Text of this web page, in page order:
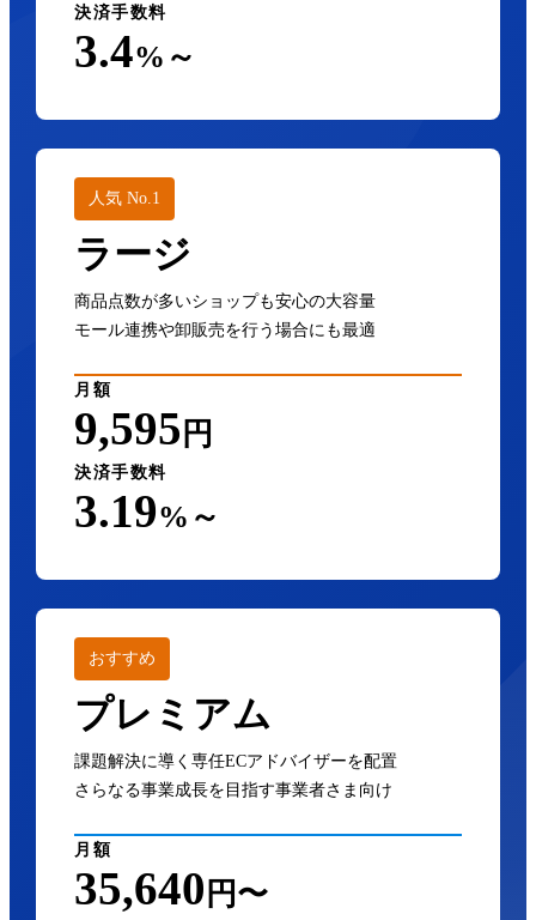
決済手数料
3.4%～
人気 No.1
ラージ
商品点数が多いショップも安心の大容量
モール連携や卸販売を行う場合にも最適
月額
9,595 円
決済手数料
3.19%～
おすすめ
プレミアム
課題解決に導く専任ECアドバイザーを配置
さらなる事業成長を目指す事業者さま向け
月額
35,640 円〜